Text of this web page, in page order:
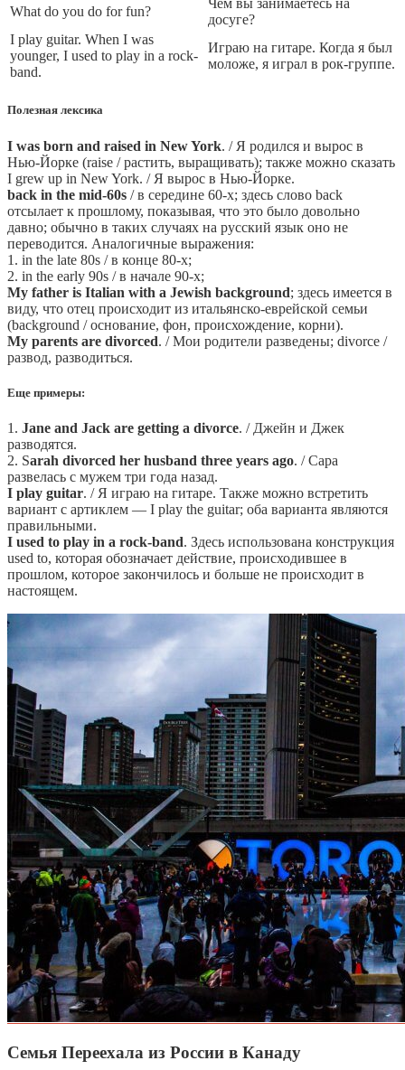
What do you do for fun?
Чем вы занимаетесь на
досуге?
I play guitar. When I was
younger, I used to play in a rock-
band.
Играю на гитаре. Когда я был
моложе, я играл в рок-группе.
Полезная лексика
I was born and raised in New York. / Я родился и вырос в
Нью-Йорке (raise / растить, выращивать); также можно сказать
I grew up in New York. / Я вырос в Нью-Йорке.
back in the mid-60s / в середине 60-х; здесь слово back
отсылает к прошлому, показывая, что это было довольно
давно; обычно в таких случаях на русский язык оно не
переводится. Аналогичные выражения:
1. in the late 80s / в конце 80-х;
2. in the early 90s / в начале 90-х;
My father is Italian with a Jewish background; здесь имеется в
виду, что отец происходит из итальянско-еврейской семьи
(background / основание, фон, происхождение, корни).
My parents are divorced. / Мои родители разведены; divorce /
развод, разводиться.
Еще примеры:
1. Jane and Jack are getting a divorce. / Джейн и Джек
разводятся.
2. Sarah divorced her husband three years ago. / Сара
развелась с мужем три года назад.
I play guitar. / Я играю на гитаре. Также можно встретить
вариант с артиклем — I play the guitar; оба варианта являются
правильными.
I used to play in a rock-band. Здесь использована конструкция
used to, которая обозначает действие, происходившее в
прошлом, которое закончилось и больше не происходит в
настоящем.
Семья Переехала из России в Канаду